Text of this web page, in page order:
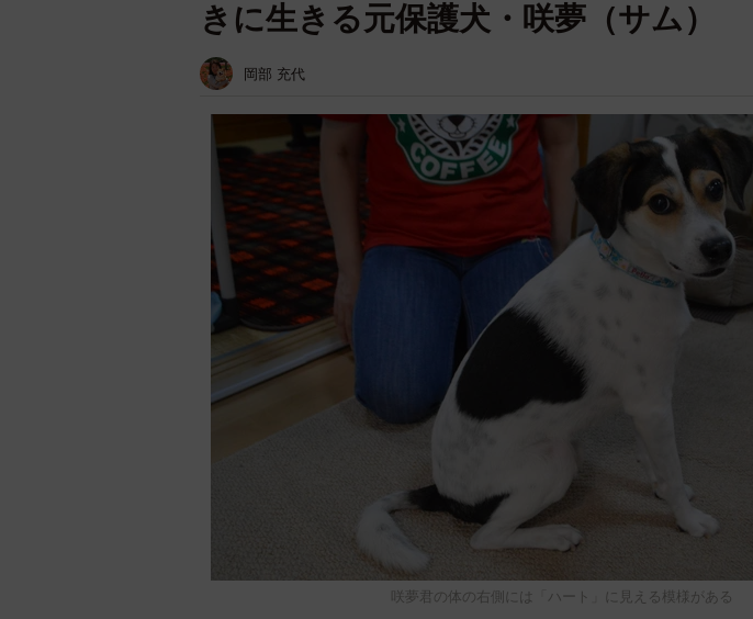
きに生きる元保護犬・咲夢（サム）
岡部 充代
咲夢君の体の右側には「ハート」に見える模様がある